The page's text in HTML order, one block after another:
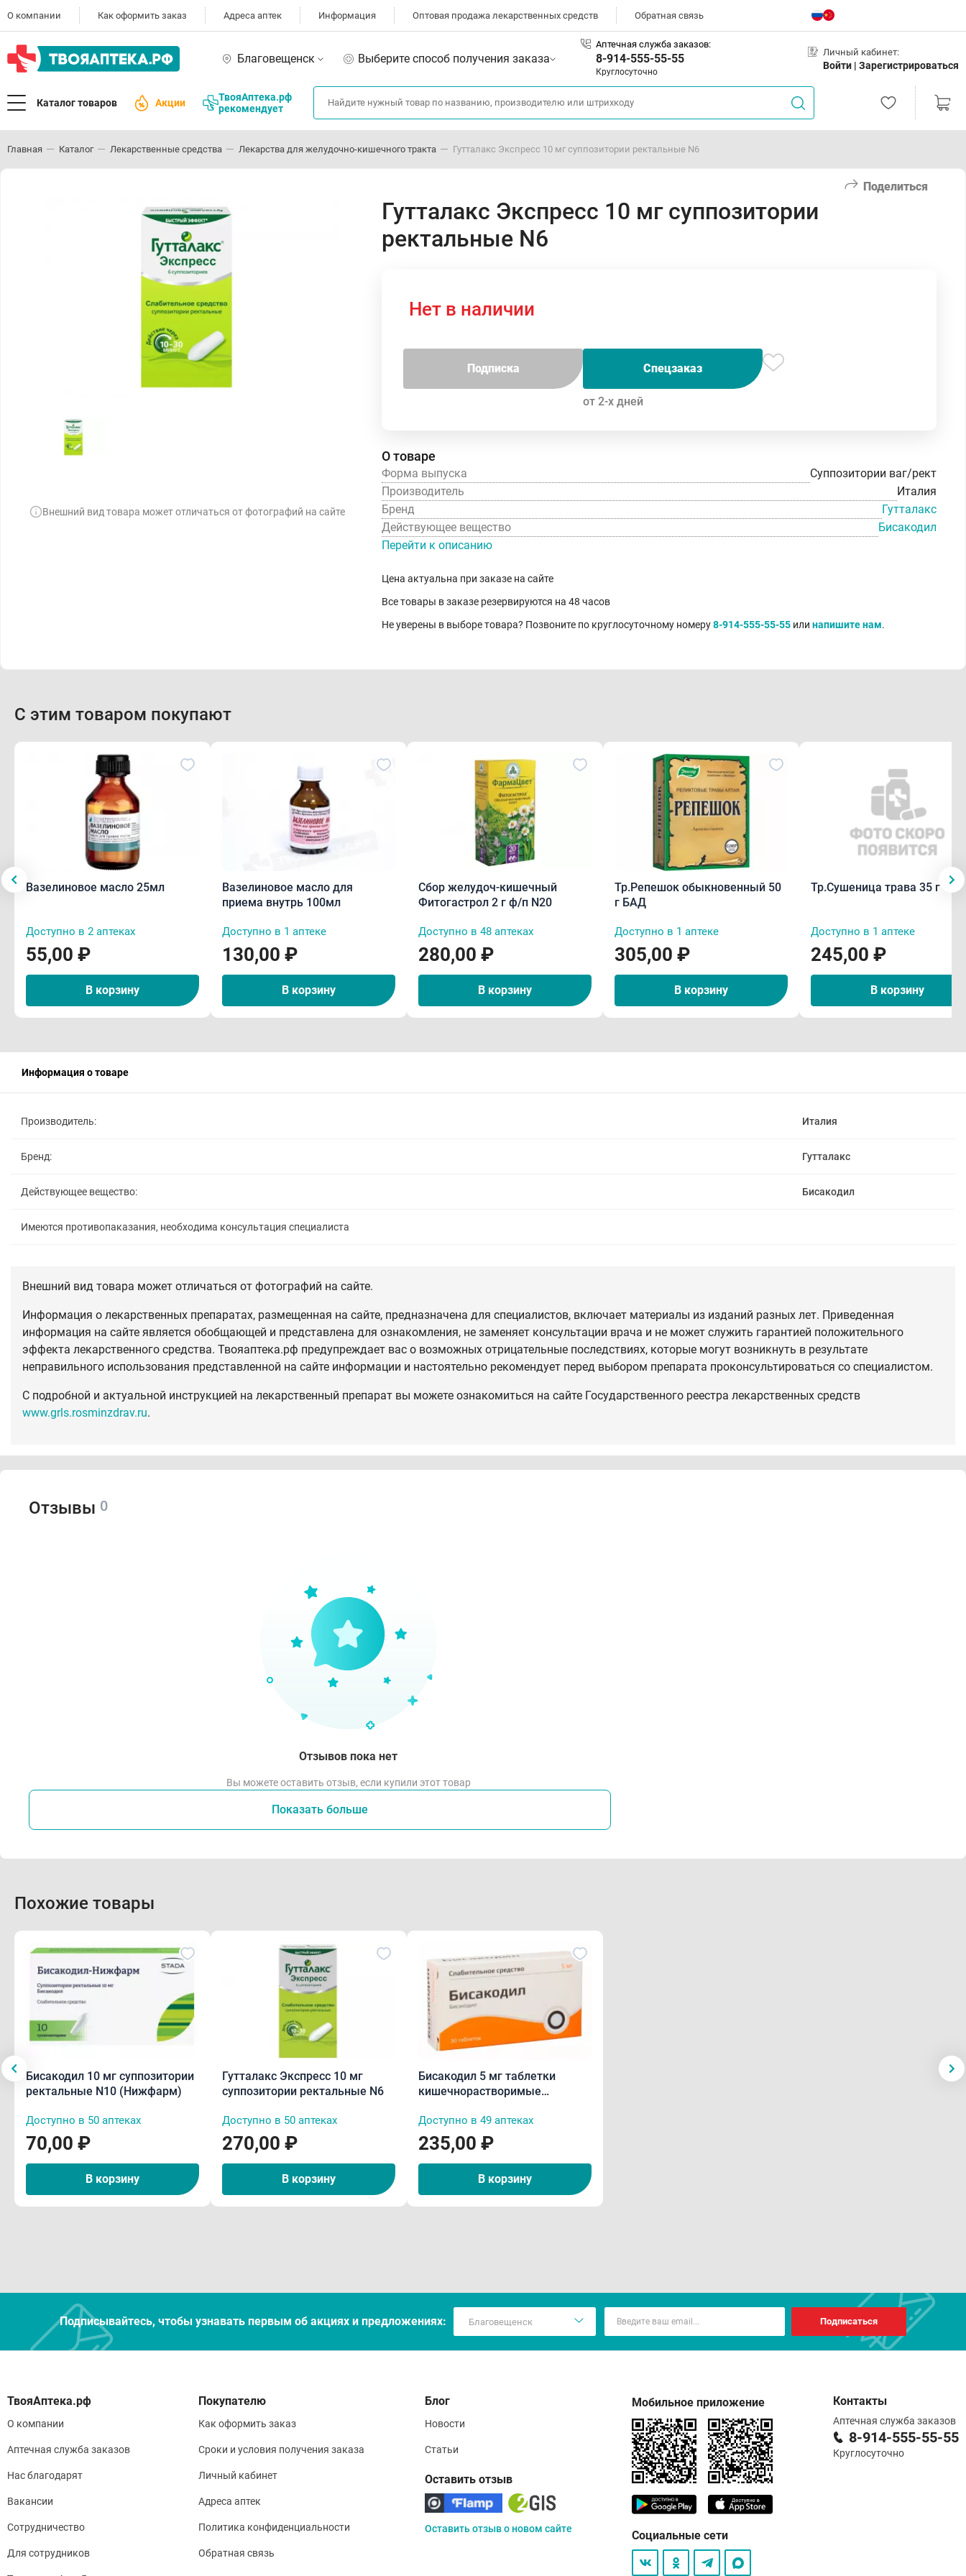
О компании Как оформить заказ Адреса аптек Информация Оптовая продажа лекарственных средств Обратная связь
Благовещенск Выберите способ получения заказа
Аптечная служба заказов:
8-914-555-55-55
Круглосуточно
Личный кабинет:
Войти | Зарегистрироваться
Каталог товаров Акции
ТвояАптека.рф
рекомендует
Главная Каталог Лекарственные средства Лекарства для желудочно-кишечного тракта Гутталакс Экспресс 10 мг суппозитории ректальные N6
Поделиться
Внешний вид товара может отличаться от фотографий на сайте
Гутталакс Экспресс 10 мг суппозитории
ректальные N6
Нет в наличии
Подписка Спецзаказ
от 2-х дней
О товаре
Форма выпуска
Суппозитории ваг/рект
Производитель
Италия
Бренд
Гутталакс
Действующее вещество
Бисакодил
Перейти к описанию
Цена актуальна при заказе на сайте
Все товары в заказе резервируются на 48 часов
Не уверены в выборе товара? Позвоните по круглосуточному номеру8-914-555-55-55 или напишите нам.
С этим товаром покупают
Вазелиновое масло 25мл
Доступно в 2 аптеках
55,00 ₽
В корзину
Вазелиновое масло для
приема внутрь 100мл
Доступно в 1 аптеке
130,00 ₽
В корзину
Сбор желудоч-кишечный
Фитогастрол 2 г ф/п N20
Доступно в 48 аптеках
280,00 ₽
В корзину
Тр.Репешок обыкновенный 50
г БАД
Доступно в 1 аптеке
305,00 ₽
В корзину
Тр.Сушеница трава 35 г
Доступно в 1 аптеке
245,00 ₽
В корзину
Информация о товаре
Производитель: Италия
Бренд: Гутталакс
Действующее вещество: Бисакодил
Имеются противопаказания, необходима консультация специалиста
Внешний вид товара может отличаться от фотографий на сайте.
Информация о лекарственных препаратах, размещенная на сайте, предназначена для специалистов, включает материалы из изданий разных лет. Приведенная
информация на сайте является обобщающей и представлена для ознакомления, не заменяет консультации врача и не может служить гарантией положительного
эффекта лекарственного средства. Твояаптека.рф предупреждает вас о возможных отрицательные последствиях, которые могут возникнуть в результате
неправильного использования представленной на сайте информации и настоятельно рекомендует перед выбором препарата проконсультироваться со специалистом.
С подробной и актуальной инструкцией на лекарственный препарат вы можете ознакомиться на сайте Государственного реестра лекарственных средств
www.grls.rosminzdrav.ru.
Отзывы 0
Отзывов пока нет
Вы можете оставить отзыв, если купили этот товар
Показать больше
Похожие товары
Бисакодил 10 мг суппозитории
ректальные N10 (Нижфарм)
Доступно в 50 аптеках
70,00 ₽
В корзину
Гутталакс Экспресс 10 мг
суппозитории ректальные N6
Доступно в 50 аптеках
270,00 ₽
В корзину
Бисакодил 5 мг таблетки
кишечнорастворимые
оболочкой N30 /Россия/
Доступно в 49 аптеках
235,00 ₽
В корзину
Подписывайтесь, чтобы узнавать первым об акцияx и предложениях: Подписаться
О компании
Аптечная служба заказов
Нас благодарят
Вакансии
Сотрудничество
Для сотрудников
Покупателю
Как оформить заказ
Сроки и условия получения заказа
Личный кабинет
Адреса аптек
Политика конфиденциальности
Обратная связь
Блог
Новости
Статьи
Оставить отзыв
Оставить отзыв о новом сайте
Мобильное приложение
Социальные сети
Контакты
Аптечная служба заказов
8-914-555-55-55
Круглосуточно